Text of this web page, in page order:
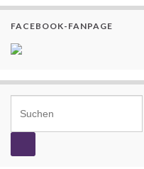
FACEBOOK-FANPAGE